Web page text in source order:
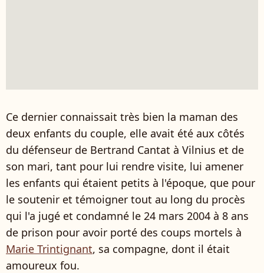
Ce dernier connaissait très bien la maman des
deux enfants du couple, elle avait été aux côtés
du défenseur de Bertrand Cantat à Vilnius et de
son mari, tant pour lui rendre visite, lui amener
les enfants qui étaient petits à l'époque, que pour
le soutenir et témoigner tout au long du procès
qui l'a jugé et condamné le 24 mars 2004 à 8 ans
de prison pour avoir porté des coups mortels à
Marie Trintignant, sa compagne, dont il était
amoureux fou.